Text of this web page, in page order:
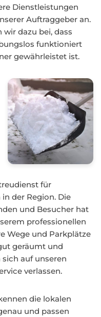
Dienstleistungen
Auftraggeber an.
dazu bei, dass
funktioniert
gewährleistet ist.
für
der Region. Die
und Besucher hat
professionellen
Wege und Parkplätze
geräumt und
auf unseren
verlassen.
die lokalen
und passen